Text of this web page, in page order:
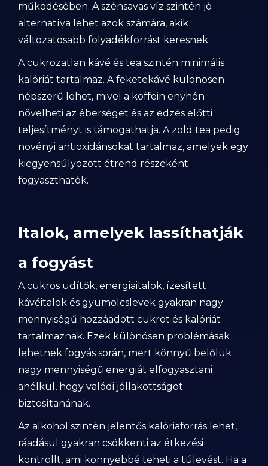
működésében. A szénsavas víz szintén jó
alternatíva lehet azok számára, akik
változatosabb folyadékforrást keresnek.
A cukrozatlan kávé és tea szintén minimális
kalóriát tartalmaz. A feketekávé különösen
népszerű lehet, mivel a koffein enyhén
növelheti az éberséget és az edzés előtti
teljesítményt is támogathatja. A zöld tea pedig
növényi antioxidánsokat tartalmaz, amelyek egy
kiegyensúlyozott étrend részeként
fogyaszthatók.
Italok, amelyek lassíthatják
a fogyást
A cukros üdítők, energiaitalok, ízesített
kávéitalok és gyümölcslevek gyakran nagy
mennyiségű hozzáadott cukrot és kalóriát
tartalmaznak. Ezek különösen problémásak
lehetnek fogyás során, mert könnyű belőlük
nagy mennyiségű energiát elfogyasztani
anélkül, hogy valódi jóllakottságot
biztosítanának.
Az alkohol szintén jelentős kalóriaforrás lehet,
ráadásul gyakran csökkenti az étkezési
kontrollt, ami könnyebbé teheti a túlevést. Ha a